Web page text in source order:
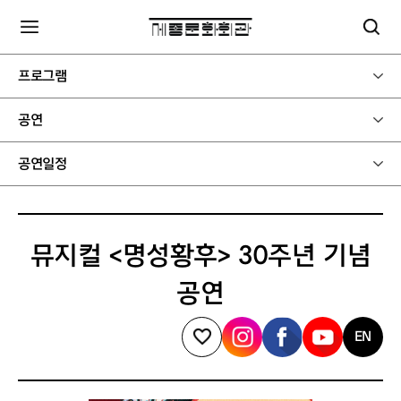
프로그램
공연
공연일정
뮤지컬 <명성황후> 30주년 기념
공연
EN